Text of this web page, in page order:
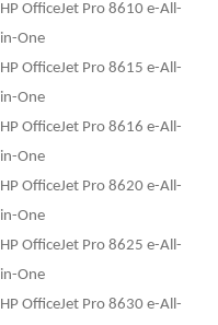
HP OfficeJet Pro 8610 e-All-
in-One
HP OfficeJet Pro 8615 e-All-
in-One
HP OfficeJet Pro 8616 e-All-
in-One
HP OfficeJet Pro 8620 e-All-
in-One
HP OfficeJet Pro 8625 e-All-
in-One
HP OfficeJet Pro 8630 e-All-